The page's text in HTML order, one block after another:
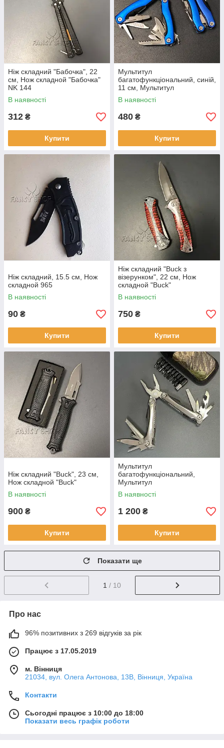
Ніж складний "Бабочка", 22
см, Нож складной "Бабочка"
NK 144
В наявності
312 ₴
Купити
Мультитул
багатофункціональний, синій,
11 см, Мультитул
многофункциональной
В наявності
480 ₴
Купити
Ніж складний, 15.5 см, Нож
складной 965
В наявності
90 ₴
Купити
Ніж складний "Buck з
візерунком", 22 см, Нож
складной "Buck"
В наявності
750 ₴
Купити
Ніж складний "Buck", 23 см,
Нож складной "Buck"
В наявності
900 ₴
Купити
Мультитул
багатофункціональний,
Мультитул
многофункциональной 832-2
В наявності
1 200 ₴
Купити
Показати ще
1 / 10
Про нас
96% позитивних з 269 відгуків за рік
Працює з 17.05.2019
м. Вінниця
21034, вул. Олега Антонова, 13В, Вінниця, Україна
Контакти
Сьогодні працює з 10:00 до 18:00
Показати весь графік роботи